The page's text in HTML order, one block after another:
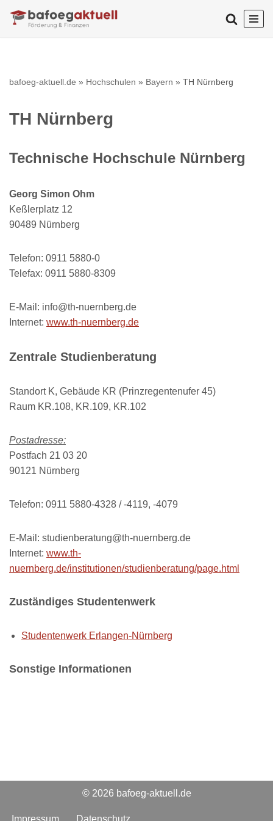
bafoeg-aktuell.de » Hochschulen » Bayern » TH Nürnberg
TH Nürnberg
Technische Hochschule Nürnberg
Georg Simon Ohm
Keßlerplatz 12
90489 Nürnberg
Telefon: 0911 5880-0
Telefax: 0911 5880-8309
E-Mail: info@th-nuernberg.de
Internet: www.th-nuernberg.de
Zentrale Studienberatung
Standort K, Gebäude KR (Prinzregentenufer 45)
Raum KR.108, KR.109, KR.102
Postadresse:
Postfach 21 03 20
90121 Nürnberg
Telefon: 0911 5880-4328 / -4119, -4079
E-Mail: studienberatung@th-nuernberg.de
Internet: www.th-
nuernberg.de/institutionen/studienberatung/page.html
Zuständiges Studentenwerk
Studentenwerk Erlangen-Nürnberg
Sonstige Informationen
© 2026 bafoeg-aktuell.de